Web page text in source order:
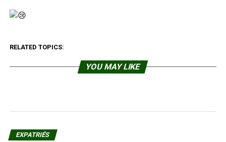
RELATED TOPICS:
YOU MAY LIKE
EXPATRIÉS